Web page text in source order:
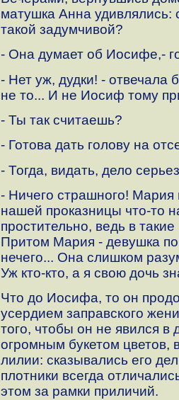
матушка Анна удивлялись:
такой задумчивой?
- Она думает об Иосифе,-
- Нет уж, дудки! - отвечала
не то... И не Иосиф тому
- Ты так считаешь?
- Готова дать голову на
- Тогда, видать, дело
- Ничего страшного! Мария
нашей проказницы что-то
простительно, ведь в
Притом Мария - девушка
нечего... Она слишком
Уж кто-кто, а я свою дочь
Что до Иосифа, то он
усердием заправского
того, чтобы он не явился
огромным букетом цветов,
лилии: сказывались его
плотники всегда
этом за рамки приличий.